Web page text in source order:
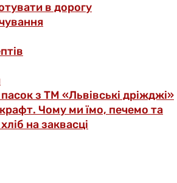
в дорогу
з ТМ «Львівські дріжджі»
Чому ми їмо, печемо та
на заквасці